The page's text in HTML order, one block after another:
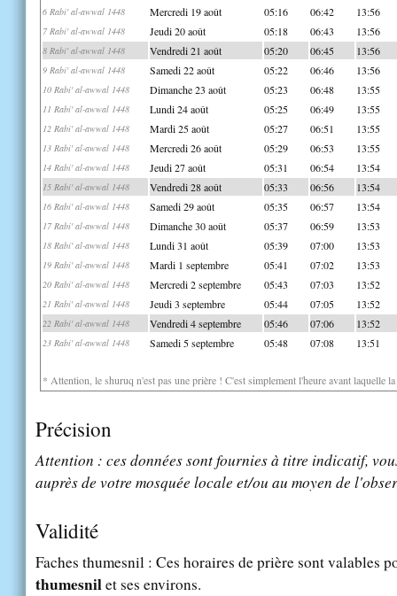
6 Rabi' al-awwal 1448 Mercredi 19 août 05:16 06:42 13:56
7 Rabi' al-awwal 1448 Jeudi 20 août 05:18 06:43 13:56
8 Rabi' al-awwal 1448 Vendredi 21 août 05:20 06:45 13:56
9 Rabi' al-awwal 1448 Samedi 22 août 05:22 06:46 13:56
10 Rabi' al-awwal 1448 Dimanche 23 août 05:23 06:48 13:55
11 Rabi' al-awwal 1448 Lundi 24 août 05:25 06:49 13:55
12 Rabi' al-awwal 1448 Mardi 25 août 05:27 06:51 13:55
13 Rabi' al-awwal 1448 Mercredi 26 août 05:29 06:53 13:55
14 Rabi' al-awwal 1448 Jeudi 27 août 05:31 06:54 13:54
15 Rabi' al-awwal 1448 Vendredi 28 août 05:33 06:56 13:54
16 Rabi' al-awwal 1448 Samedi 29 août 05:35 06:57 13:54
17 Rabi' al-awwal 1448 Dimanche 30 août 05:37 06:59 13:53
18 Rabi' al-awwal 1448 Lundi 31 août 05:39 07:00 13:53
19 Rabi' al-awwal 1448 Mardi 1 septembre 05:41 07:02 13:53
20 Rabi' al-awwal 1448 Mercredi 2 septembre 05:43 07:03 13:52
21 Rabi' al-awwal 1448 Jeudi 3 septembre 05:44 07:05 13:52
22 Rabi' al-awwal 1448 Vendredi 4 septembre 05:46 07:06 13:52
23 Rabi' al-awwal 1448 Samedi 5 septembre 05:48 07:08 13:51
* Attention, le shuruq n'est pas une prière ! C'est simplement l'heure avant laquelle
Précision
Attention : ces données sont fournies à titre indicatif,
auprès de votre mosquée locale et/ou au moyen de
Validité
Faches thumesnil : Ces horaires de prière sont valables
thumesnilet ses environs.